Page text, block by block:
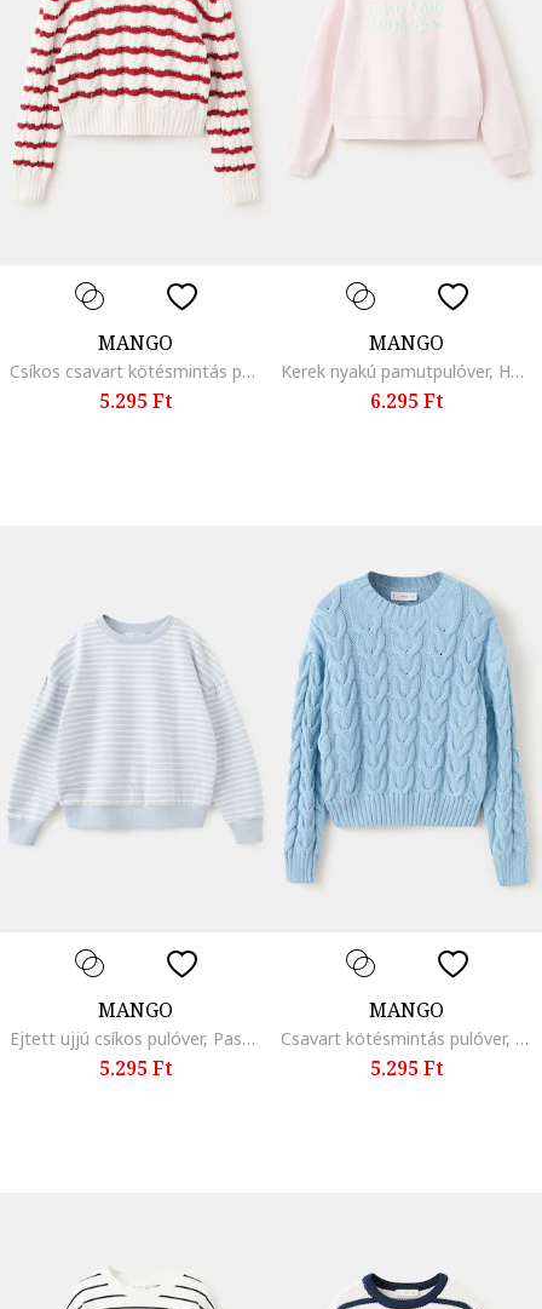
MANGO
Csíkos csavart kötésmintás pulóver, Piros/Törtfehér
5.295 Ft
MANGO
Kerek nyakú pamutpulóver, Halvány rózsaszín
6.295 Ft
MANGO
Ejtett ujjú csíkos pulóver, Pasztellkék/Fehér
5.295 Ft
MANGO
Csavart kötésmintás pulóver, Sötétkék
5.295 Ft